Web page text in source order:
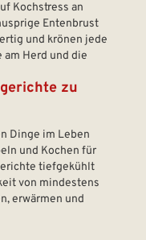
Kochstress an
Entenbrust
und krönen jede
Herd und die
zu
Dinge im Leben
und Kochen für
tiefgekühlt
von mindestens
erwärmen und